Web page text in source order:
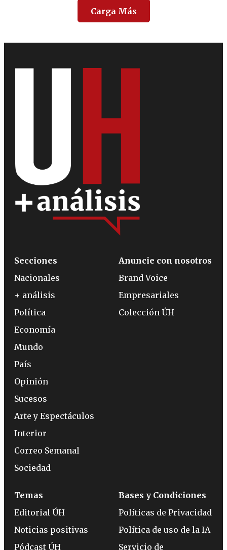
Carga Más
Secciones
Nacionales
+ análisis
Política
Economía
Mundo
País
Opinión
Sucesos
Arte y Espectáculos
Interior
Correo Semanal
Sociedad
Anuncie con nosotros
Brand Voice
Empresariales
Colección ÚH
Temas
Editorial ÚH
Noticias positivas
Pódcast ÚH
Bases y Condiciones
Políticas de Privacidad
Política de uso de la IA
Servicio de